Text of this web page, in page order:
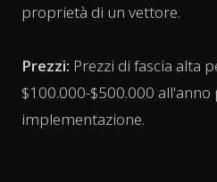
proprietà di un vettore.
Prezzi: Prezzi di fascia alta
$100.000-$500.000
implementazione.